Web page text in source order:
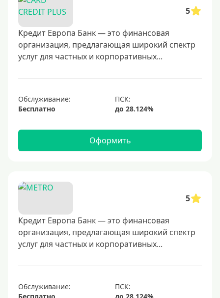
5
Кредит Европа Банк — это финансовая
организация, предлагающая широкий спектр
услуг для частных и корпоративных...
Обслуживание:
Бесплатно
Оформить
5
Кредит Европа Банк — это финансовая
организация, предлагающая широкий спектр
услуг для частных и корпоративных...
Обслуживание: